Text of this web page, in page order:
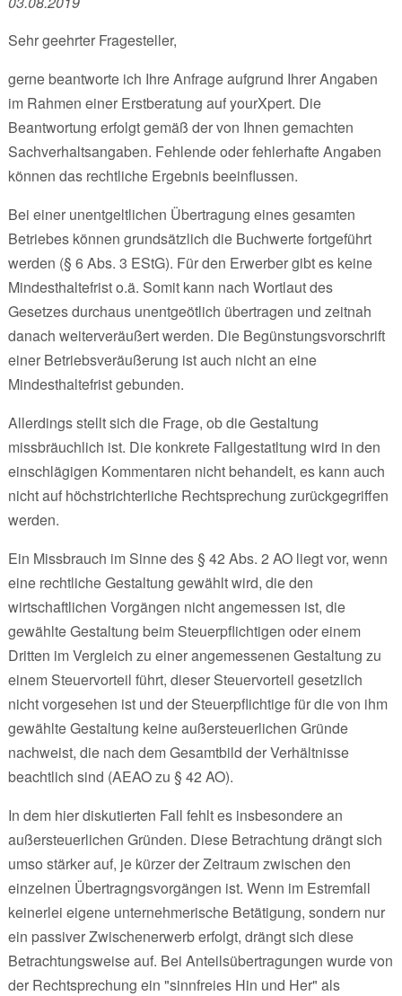
Sehr geehrter Fragesteller,
gerne beantworte ich Ihre Anfrage aufgrund Ihrer Angaben
im Rahmen einer Erstberatung auf yourXpert. Die
Beantwortung erfolgt gemäß der von Ihnen gemachten
Sachverhaltsangaben. Fehlende oder fehlerhafte Angaben
können das rechtliche Ergebnis beeinflussen.
Bei einer unentgeltlichen Übertragung eines gesamten
Betriebes können grundsätzlich die Buchwerte fortgeführt
werden (§ 6 Abs. 3 EStG). Für den Erwerber gibt es keine
Mindesthaltefrist o.ä. Somit kann nach Wortlaut des
Gesetzes durchaus unentgeötlich übertragen und zeitnah
danach weiterveräußert werden. Die Begünstungsvorschrift
einer Betriebsveräußerung ist auch nicht an eine
Mindesthaltefrist gebunden.
Allerdings stellt sich die Frage, ob die Gestaltung
missbräuchlich ist. Die konkrete Fallgestatltung wird in den
einschlägigen Kommentaren nicht behandelt, es kann auch
nicht auf höchstrichterliche Rechtsprechung zurückgegriffen
werden.
Ein Missbrauch im Sinne des § 42 Abs. 2 AO liegt vor, wenn
eine rechtliche Gestaltung gewählt wird, die den
wirtschaftlichen Vorgängen nicht angemessen ist, die
gewählte Gestaltung beim Steuerpflichtigen oder einem
Dritten im Vergleich zu einer angemessenen Gestaltung zu
einem Steuervorteil führt, dieser Steuervorteil gesetzlich
nicht vorgesehen ist und der Steuerpflichtige für die von ihm
gewählte Gestaltung keine außersteuerlichen Gründe
nachweist, die nach dem Gesamtbild der Verhältnisse
beachtlich sind (AEAO zu § 42 AO).
In dem hier diskutierten Fall fehlt es insbesondere an
außersteuerlichen Gründen. Diese Betrachtung drängt sich
umso stärker auf, je kürzer der Zeitraum zwischen den
einzelnen Übertragngsvorgängen ist. Wenn im Estremfall
keinerlei eigene unternehmerische Betätigung, sondern nur
ein passiver Zwischenerwerb erfolgt, drängt sich diese
Betrachtungsweise auf. Bei Anteilsübertragungen wurde von
der Rechtsprechung ein "sinnfreies Hin und Her" als